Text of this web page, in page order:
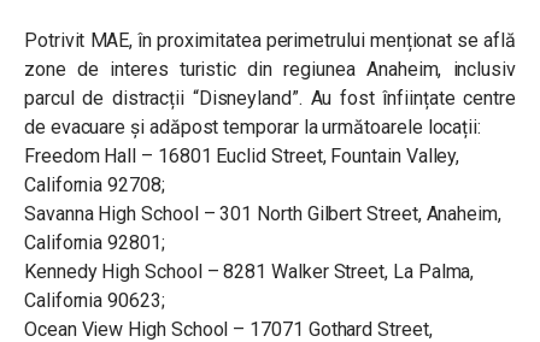
Potrivit MAE, în proximitatea perimetrului menționat se află
zone de interes turistic din regiunea Anaheim, inclusiv
parcul de distracții “Disneyland”. Au fost înființate centre
de evacuare și adăpost temporar la următoarele locații:
Freedom Hall – 16801 Euclid Street, Fountain Valley,
California 92708;
Savanna High School – 301 North Gilbert Street, Anaheim,
California 92801;
Kennedy High School – 8281 Walker Street, La Palma,
California 90623;
Ocean View High School – 17071 Gothard Street,